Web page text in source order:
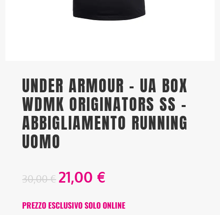
UNDER ARMOUR – UA BOX
WDMK ORIGINATORS SS –
ABBIGLIAMENTO RUNNING
UOMO
30,00€ 21,00 €
PREZZO ESCLUSIVO SOLO ONLINE